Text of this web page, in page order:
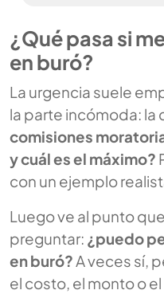
¿Qué pasa si
en buró?
La urgencia suele
la parte incómoda: la
comisiones
y cuál es el máximo?
con un ejemplo
Luego ve al punto
preguntar: ¿puedo
en buró?A veces sí,
el costo, el monto o